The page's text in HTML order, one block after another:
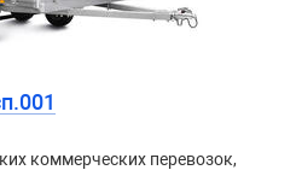
коммерческих перевозок,